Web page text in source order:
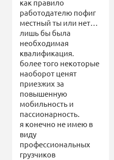
как правило
работодателю пофиг
местный ты или нет…
лишь бы была
необходимая
квалификация.
более того некоторые
наоборот ценят
приезжих за
повышенную
мобильность и
пассионарность.
я конечно не имею в
виду
профессиональных
грузчиков